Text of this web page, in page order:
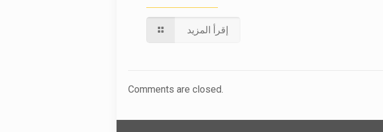
إقرأ المزيد
Comments are closed.